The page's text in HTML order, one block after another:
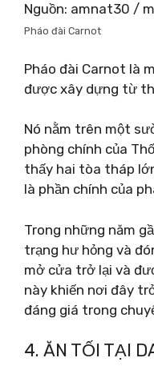
Nguồn: amnat30 /
Pháo đài Carnot
Pháo đài Carnot là
được xây dựng từ
Nó nằm trên một
phòng chính của
thấy hai tòa tháp
là phần chính của
Trong những năm
trạng hư hỏng và
mở cửa trở lại và
này khiến nơi đây
đáng giá trong
4. ĂN TỐI TẠI